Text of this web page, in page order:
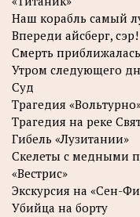
Наш корабль самый
Впереди айсберг, сэр!
Смерть
Утром следующего
Суд
Трагедия
Трагедия на реке
Гибель «Лузитании»
Скелеты с медными
«Вестрис»
Экскурсия на «Сен-
Убийца на борту